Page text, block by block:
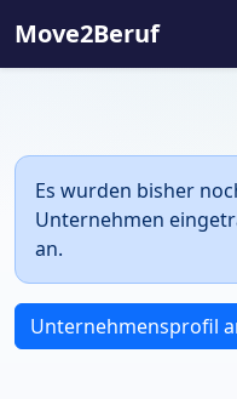
Move2Beruf
Es wurden bisher
Unternehmen
an.
Unternehmensprofil